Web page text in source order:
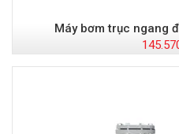
Máy bơm trục ngang